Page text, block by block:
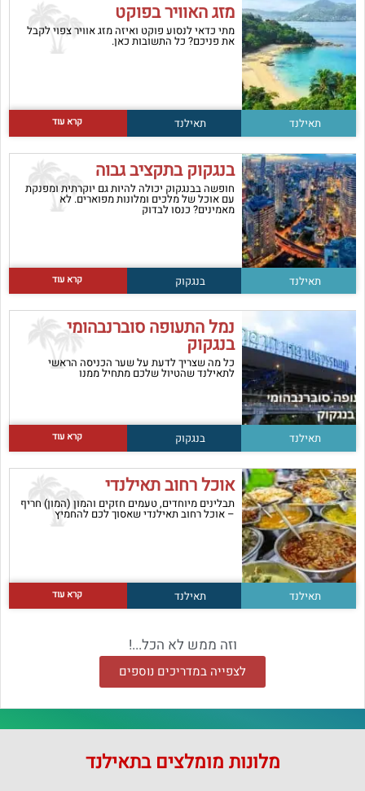
מזג האוויר בפוקט
מתי כדאי לנסוע פוקט ואיזה מזג אוויר צפוי לקבל
את פניכם? כל התשובות כאן.
תאילנד תאילנד קרא עוד
בנגקוק בתקציב גבוה
חופשה בבנגקוק יכולה להיות גם יוקרתית ומפנקת
עם אוכל של מלכים ומלונות מפוארים. לא
מאמינים? כנסו לבדוק
תאילנד בנגקוק קרא עוד
נמל התעופה סוברנבהומי
בנגקוק
כל מה שצריך לדעת על שער הכניסה הראשי
לתאילנד שהטיול שלכם מתחיל ממנו
תאילנד בנגקוק קרא עוד
אוכל רחוב תאילנדי
תבלינים מיוחדים, טעמים חזקים והמון (המון) חריף
– אוכל רחוב תאילנדי שאסוך לכם להחמיץ
תאילנד תאילנד קרא עוד
וזה ממש לא הכל...!
לצפייה במדריכים נוספים
מלונות מומלצים בתאילנד